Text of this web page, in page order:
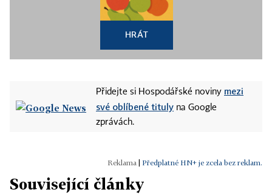
HRÁT
Přidejte si Hospodářské noviny mezi
své oblíbené tituly na Google
zprávách.
Předplatné HN+ je zcela bez reklam.
Související články